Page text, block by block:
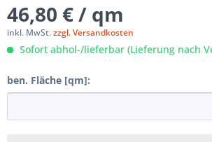
46,80 € / qm
inkl. MwSt.zzgl. Versandkosten
Sofort abhol-/lieferbar (Lieferung nach
ben. Fläche [qm]: